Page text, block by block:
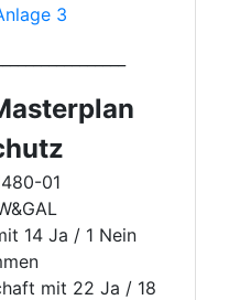
3
01
14 Ja / 1 Nein
mit 22 Ja / 18